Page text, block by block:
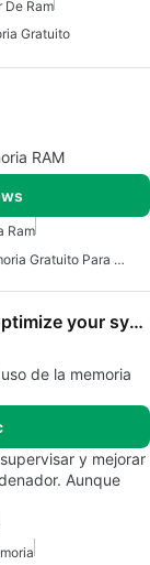
De Ram
Gratuito
RAM
Ram
Limpiador De Memoria Gratuito Para Windows
Memory Cleaner - Clean and optimize your system
de la memoria
y mejorar
Aunque